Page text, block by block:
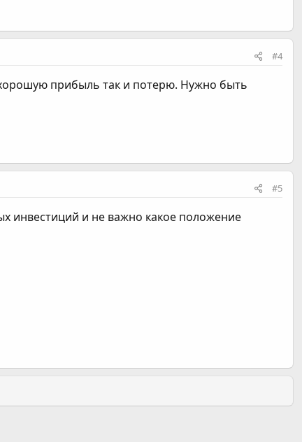
#4
прибыль так и потерю. Нужно быть
#5
инвестиций и не важно какое положение